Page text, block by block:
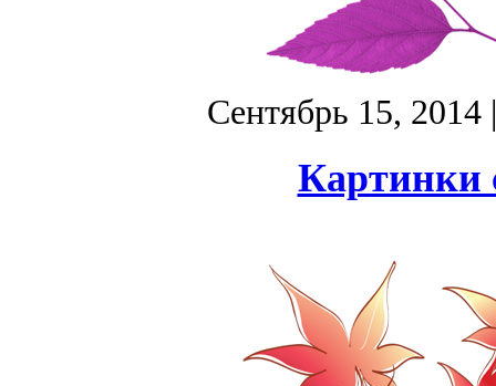
Сентябрь 15, 2014
Картинки